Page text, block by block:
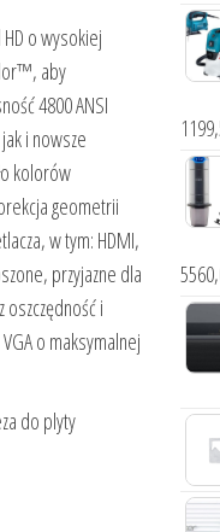
o wysokiej
aby
4800 ANSI
i nowsze
kolorów
geometrii
w tym: HDMI,
przyjazne dla
i
o maksymalnej
do plyty